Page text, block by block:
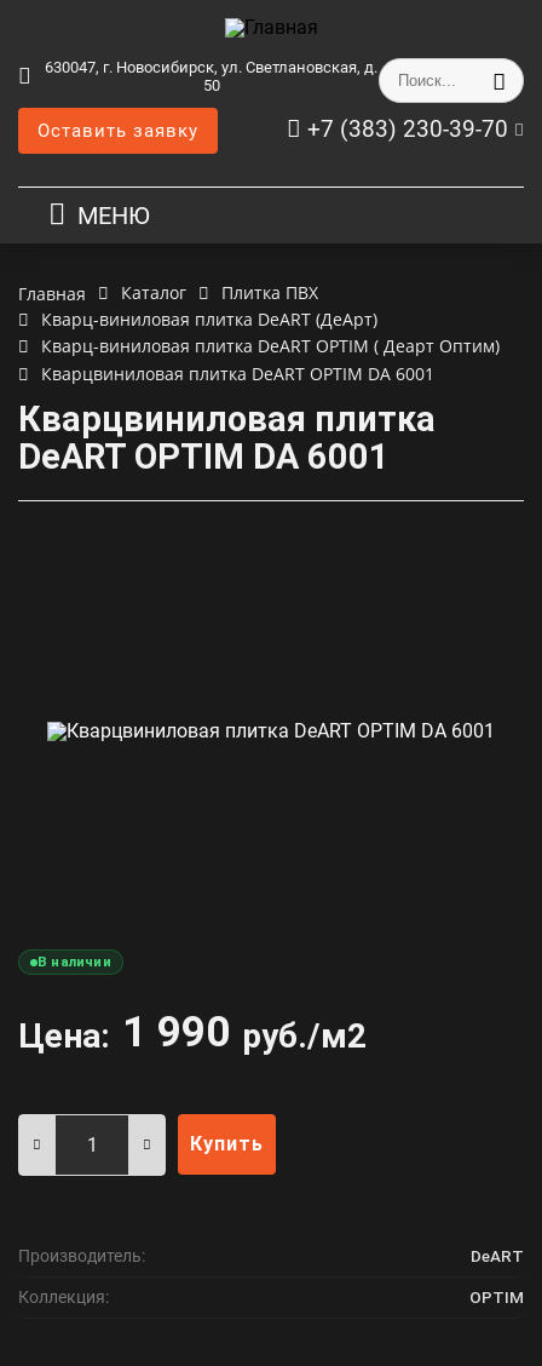
630047, г. Новосибирск, ул. Светлановская, д.
50
+7 (383) 230-39-70
Оставить заявку
МЕНЮ
Главная Каталог
Плитка ПВХ
Кварц-виниловая плитка DeART (ДеАрт)
Кварц-виниловая плитка DeART OPTIM ( Деарт Оптим)
Кварцвиниловая плитка DeART OPTIM DA 6001
Кварцвиниловая плитка
DeART OPTIM DA 6001
В наличии
Цена: 1 990 руб./м2
Купить
Производитель: DeART
Коллекция: OPTIM